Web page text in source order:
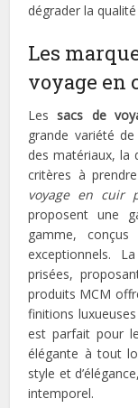
dégrader la
Les
voyage en
Lessacs de
grande variété
des matériaux, la
critères à
voyage en cuir
proposent une
gamme,
exceptionnels.
prisées,
produits MCM
finitions
est parfait pour
élégante à tout
style et
intemporel.